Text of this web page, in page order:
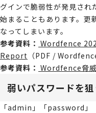
グインで脆弱性が発見され
始まることもあります。更
なってしまいます。
参考資料： Wordfence
Report （PDF /
参考資料： Wordfence脅
弱いパスワードを
「admin」「password」